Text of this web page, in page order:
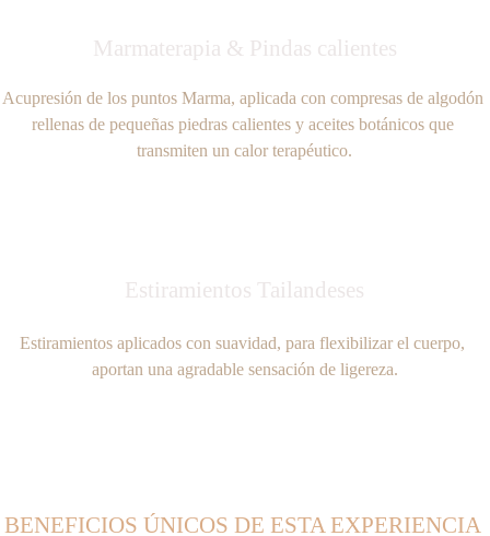
Acupresión de los puntos Marma, aplicada con compresas de algodón
rellenas de pequeñas piedras calientes y aceites botánicos que
transmiten un calor terapéutico.
Marmaterapia & Pindas calientes
Estiramientos Tailandeses
Estiramientos aplicados con suavidad, para flexibilizar el cuerpo,
aportan una agradable sensación de ligereza.
BENEFICIOS ÚNICOS DE ESTA EXPERIENCIA